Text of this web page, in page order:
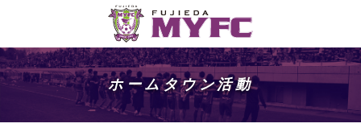
ホームタウン活動